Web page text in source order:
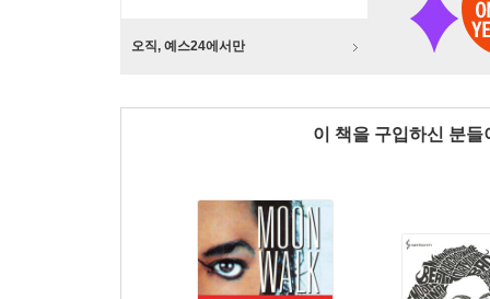
오직, 예스24에서만
이 책을 구입하신 분